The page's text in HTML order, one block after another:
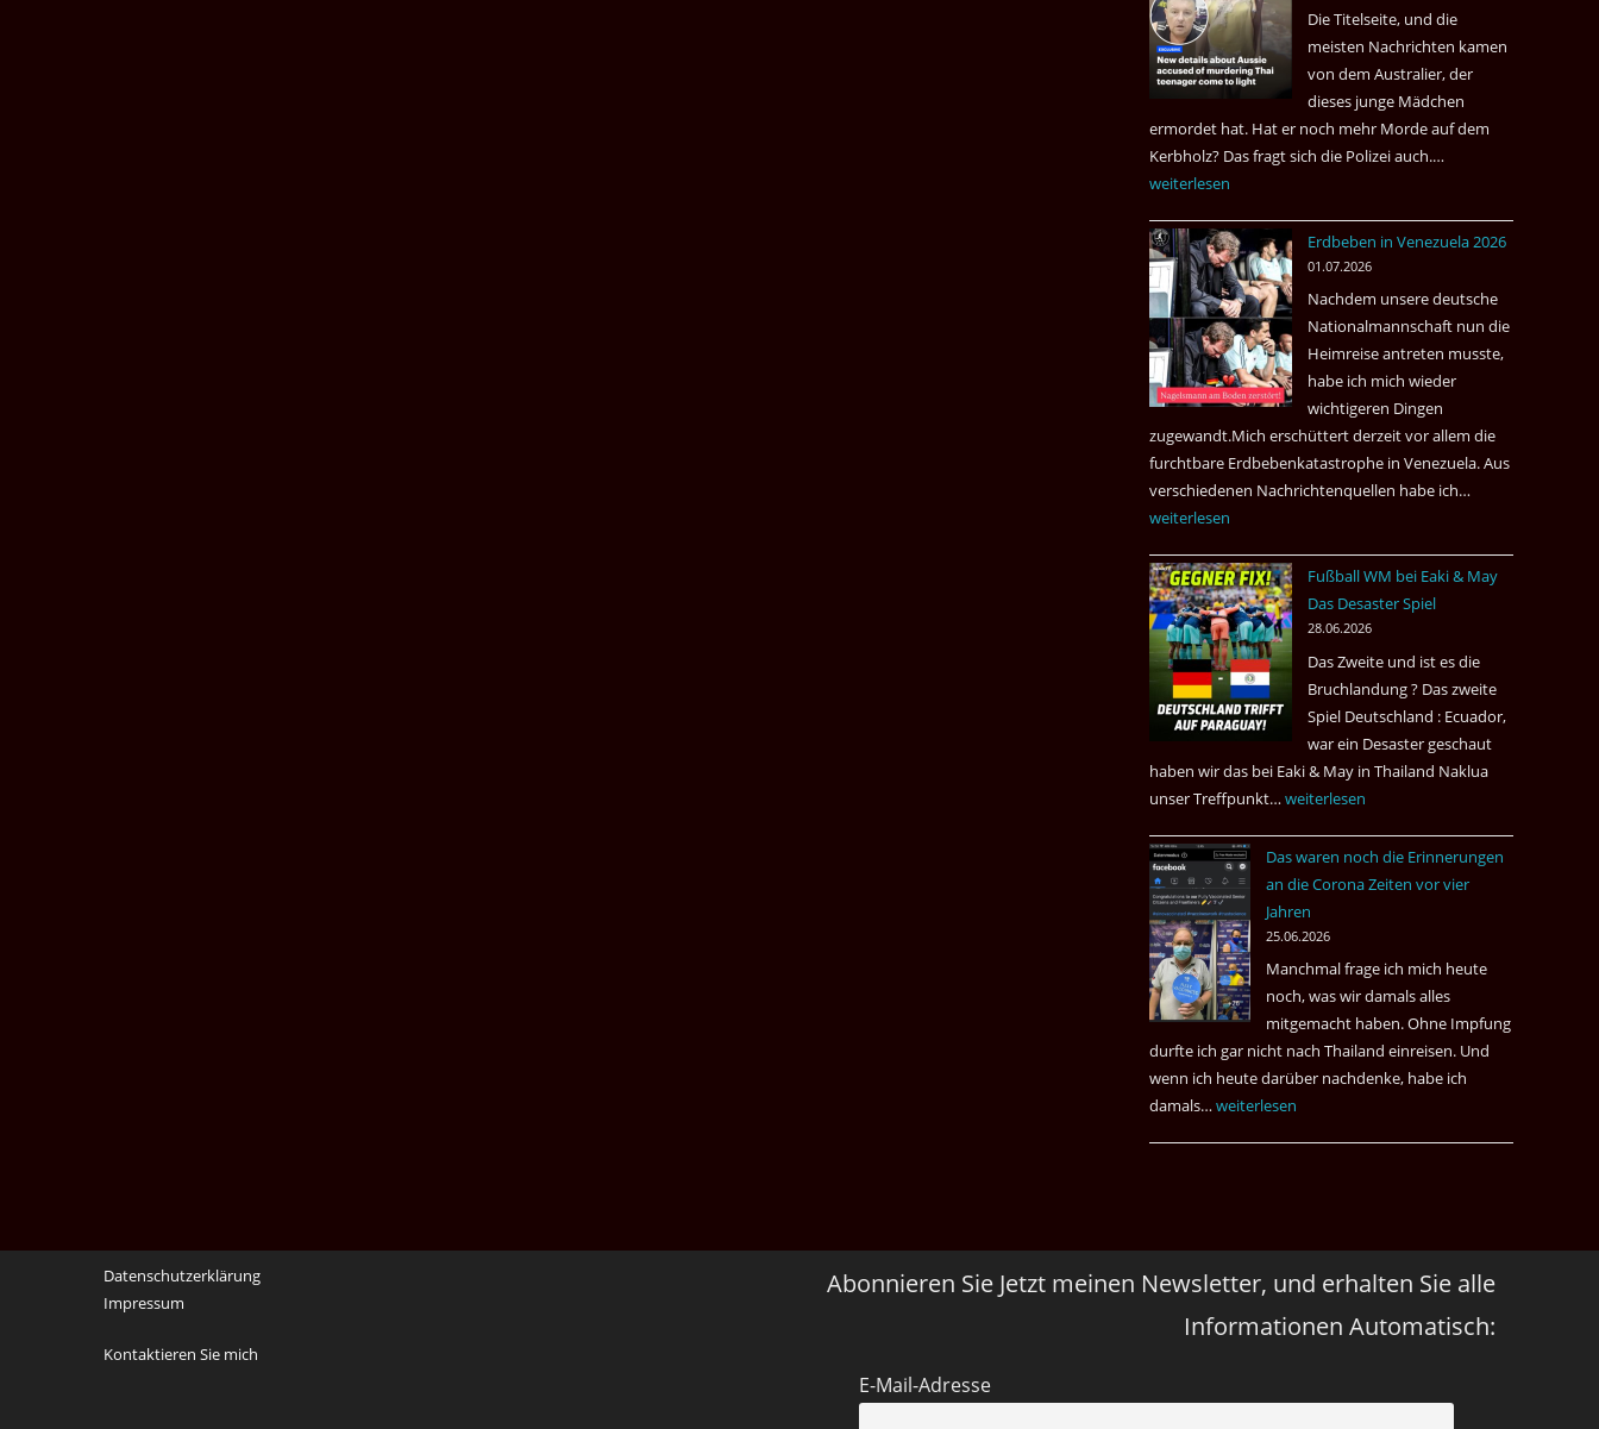
höchste
Kriminalität
aus?
Die Titelseite, und die
meisten Nachrichten kamen
von dem Australier, der
dieses junge Mädchen
ermordet hat. Hat er noch mehr Morde auf dem
Kerbholz? Das fragt sich die Polizei auch.…
Juli
2026
Airways
nonstop
nach
Amsterdam.
weiterlesen
Erdbeben in Venezuela 2026
01.07.2026
Nachdem unsere deutsche
Nationalmannschaft nun die
Heimreise antreten musste,
habe ich mich wieder
wichtigeren Dingen
zugewandt.Mich erschüttert derzeit vor allem die
furchtbare Erdbebenkatastrophe in Venezuela. Aus
verschiedenen Nachrichtenquellen habe ich…
Venezuela
2026
weiterlesen
Fußball WM bei Eaki & May
Das Desaster Spiel
28.06.2026
Das Zweite und ist es die
Bruchlandung ? Das zweite
Spiel Deutschland : Ecuador,
war ein Desaster geschaut
haben wir das bei Eaki & May in Thailand Naklua
unser Treffpunkt… Fußball
bei
Eaki
&
May
Das
Desaster
Spiel
weiterlesen
Das waren noch die Erinnerungen
an die Corona Zeiten vor vier
Jahren
25.06.2026
Manchmal frage ich mich heute
noch, was wir damals alles
mitgemacht haben. Ohne Impfung
durfte ich gar nicht nach Thailand einreisen. Und
wenn ich heute darüber nachdenke, habe ich
damals…Das
an
die
vier
weiterlesen
Datenschutzerklärung
Impressum
Kontaktieren Sie mich
Abonnieren Sie Jetzt meinen Newsletter, und erhalten Sie alle
Informationen Automatisch:
E-Mail-Adresse